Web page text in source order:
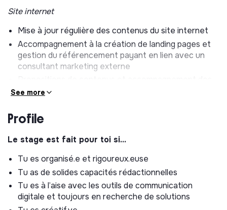
Site internet
Mise à jour régulière des contenus du site internet
Accompagnement à la création de landing pages et
gestion du référencement payant en lien avec un
consultant marketing externe
expert.es dans la rédaction d'articles de blog et de
Newsletter mensuelle de Goods to Know :
Recueil des contenus auprès de l’équipe
Accompagnement à la rédaction et diffusion
Evénementiel :
Co-organisation des temps forts externes à
destination des clients (webinaires, petit-déjeuner,
See more
Profile
Le stage est fait pour toi si…
Tu es organisé.e et rigoureux.euse
Tu as de solides capacités rédactionnelles
Tu es à l’aise avec les outils de communication
digitale et toujours en recherche de solutions